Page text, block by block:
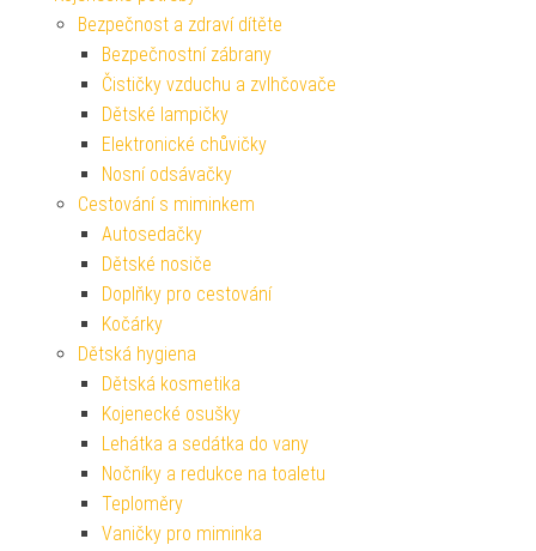
Bezpečnost a zdraví dítěte
Bezpečnostní zábrany
Čističky vzduchu a zvlhčovače
Dětské lampičky
Elektronické chůvičky
Nosní odsávačky
Cestování s miminkem
Autosedačky
Dětské nosiče
Doplňky pro cestování
Kočárky
Dětská hygiena
Dětská kosmetika
Kojenecké osušky
Lehátka a sedátka do vany
Nočníky a redukce na toaletu
Teploměry
Vaničky pro miminka